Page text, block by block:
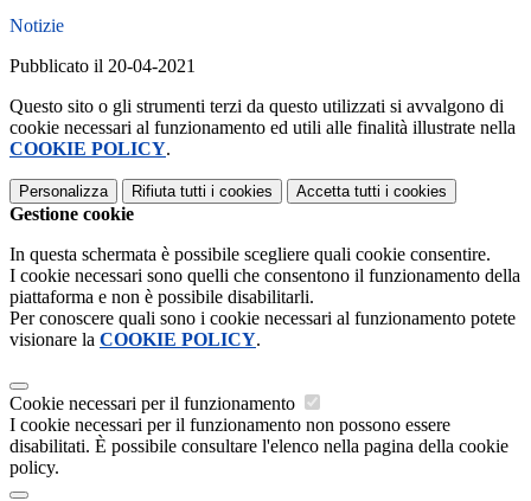
Notizie
Pubblicato il 20-04-2021
Questo sito o gli strumenti terzi da questo utilizzati si avvalgono di
cookie necessari al funzionamento ed utili alle finalità illustrate nella
COOKIE POLICY.
Personalizza Rifiuta tutti i cookies Accetta tutti i cookies
Gestione cookie
In questa schermata è possibile scegliere quali cookie consentire.
I cookie necessari sono quelli che consentono il funzionamento della
piattaforma e non è possibile disabilitarli.
Per conoscere quali sono i cookie necessari al funzionamento potete
visionare la COOKIE POLICY.
Cookie necessari per il funzionamento
I cookie necessari per il funzionamento non possono essere
disabilitati. È possibile consultare l'elenco nella pagina della cookie
policy.